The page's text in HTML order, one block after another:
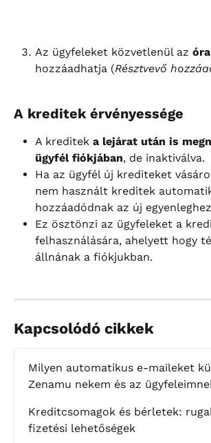
Az ügyfeleket közvetlenül az
hozzáadhatja (Résztvevő
A kreditek érvényessége
A kreditek a lejárat után is
ügyfél fiókjában, de inaktiválva.
Ha az ügyfél új krediteket
nem használt kreditek
hozzáadódnak az új
Ez ösztönzi az ügyfeleket a
felhasználására, ahelyett hogy
állnának a fiókjukban.
Kapcsolódó cikkek
Milyen automatikus e-maileket
Zenamu nekem és az
Kreditcsomagok és bérletek:
fizetési lehetőségek